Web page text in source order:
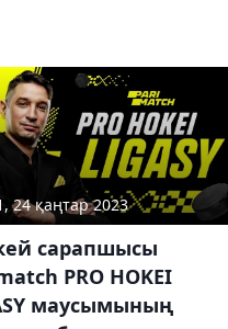
24 қаңтар 2023
сарапшысы
PRO HOKEI
маусымының